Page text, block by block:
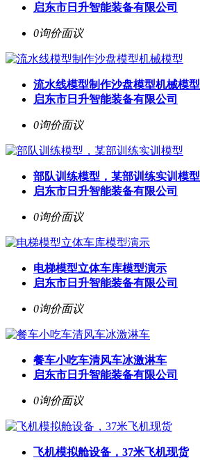
启东市日升智能装备有限公司
0询价面议
流水线模型制作沙盘模型机械模型
启东市日升智能装备有限公司
0询价面议
部队训练模型，某部训练实训模型
启东市日升智能装备有限公司
0询价面议
电梯模型立体车库模型演示
启东市日升智能装备有限公司
0询价面议
餐车小吃车清风车冰激淋车
启东市日升智能装备有限公司
0询价面议
飞机模拟舱设备，37米飞机现货